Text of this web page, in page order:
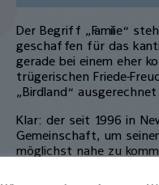
Der Begriff „Familie“
geschaffen für das
gerade bei einem eher
trügerischen Friede-
„Birdland“
Klar: der seit 1996 in
Gemeinschaft, um
möglichst nahe zu
Partner, Beschützer
wenig Ernährer: sein